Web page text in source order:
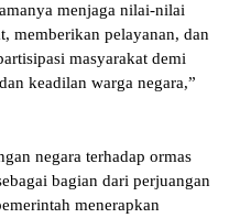
menjaga nilai-nilai
memberikan pelayanan, dan
masyarakat demi
keadilan warga negara,”
negara terhadap ormas
bagian dari perjuangan
menerapkan